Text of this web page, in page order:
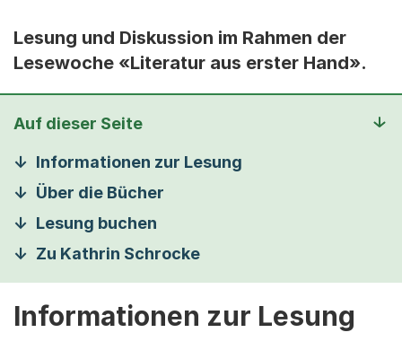
Lesung und Diskussion im Rahmen der
Lesewoche «Literatur aus erster Hand».
Auf dieser Seite
Informationen zur Lesung
Über die Bücher
Lesung buchen
Zu Kathrin Schrocke
Informationen zur Lesung